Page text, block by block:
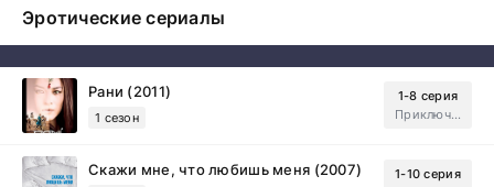
Эротические сериалы
Рани (2011)
1 сезон
1-8 серия
Приключения, Зарубежный, Мелодрама
Скажи мне, что любишь меня (2007)
1-10 серия